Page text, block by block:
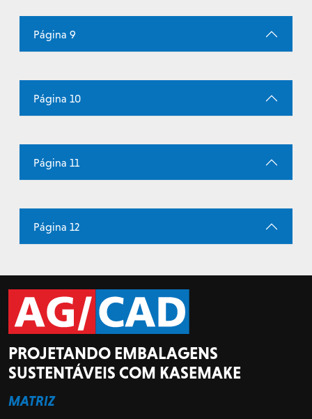
Página 9
Página 10
Página 11
Página 12
PROJETANDO EMBALAGENS
SUSTENTÁVEIS COM KASEMAKE
MATRIZ